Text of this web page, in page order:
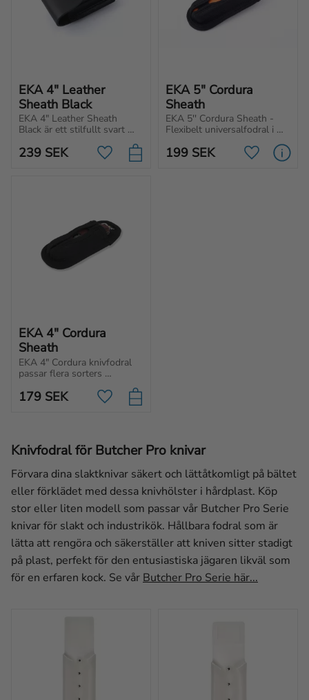
EKA 4" Leather
Sheath Black
EKA 4" Leather Sheath
Black är ett stilfullt svart
fällknivar.
239 SEK Lägg till i favoriter
EKA 5" Cordura
Sheath
EKA 5'' Cordura Sheath -
Flexibelt universalfodral i
Cordura från EKA1882 som
tål tuff hantering.
199 SEK Lägg till i
EKA 4" Cordura
Sheath
EKA 4" Cordura knivfodral
passar flera sorters
universalfodral som tål tuff
179 SEK Lägg till i favoriter
Knivfodral för Butcher Pro knivar
Förvara dina slaktknivar säkert och lättåtkomligt på bältet
eller förklädet med dessa knivhölster i hårdplast. Köp
stor eller liten modell som passar vår Butcher Pro Serie
knivar för slakt och industrikök. Hållbara fodral som är
lätta att rengöra och säkerställer att kniven sitter stadigt
på plast, perfekt för den entusiastiska jägaren likväl som
för en erfaren kock. Se vår Butcher Pro Serie här...